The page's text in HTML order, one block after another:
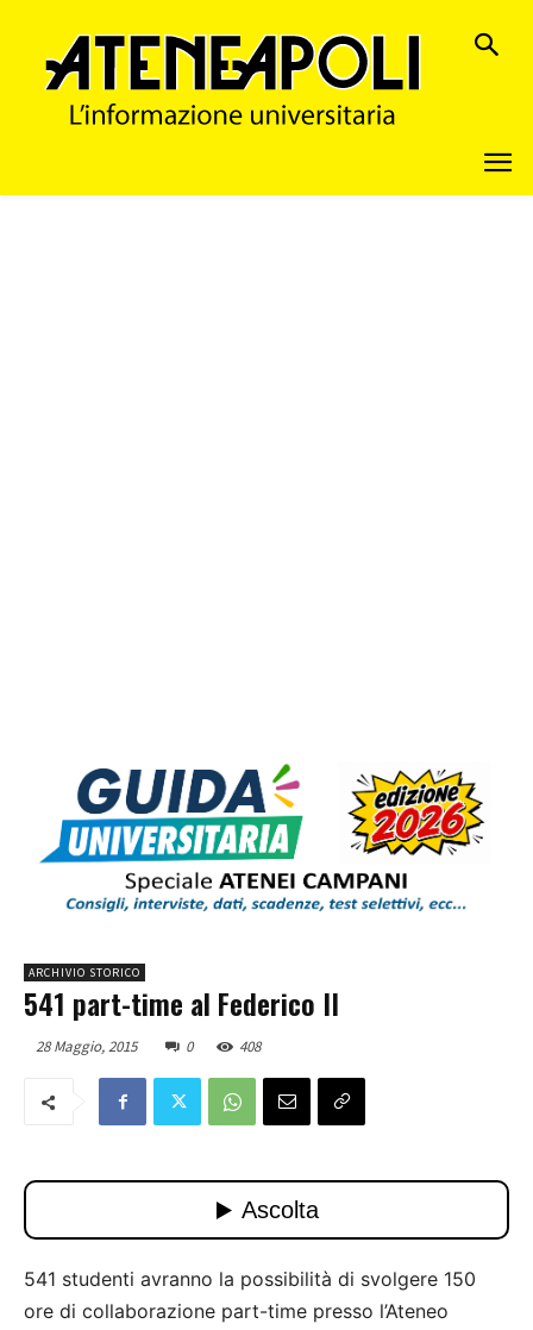
ARCHIVIO STORICO
541 part-time al Federico II
28 Maggio, 2015 0 408
541 studenti avranno la possibilità di svolgere 150
ore di collaborazione part-time presso l’Ateneo